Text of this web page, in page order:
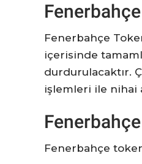
Fenerbahçe
içerisinde
durdurulacaktır.
işlemleri ile nihai
Fenerbahçe
Fenerbahçe